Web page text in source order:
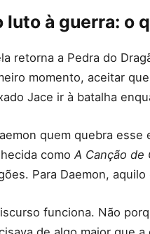
luto à guerra: o
retorna a Pedra do
momento, aceitar
Jace ir à batalha
quem quebra
comoA Canção de
Para Daemon,
funciona. Não